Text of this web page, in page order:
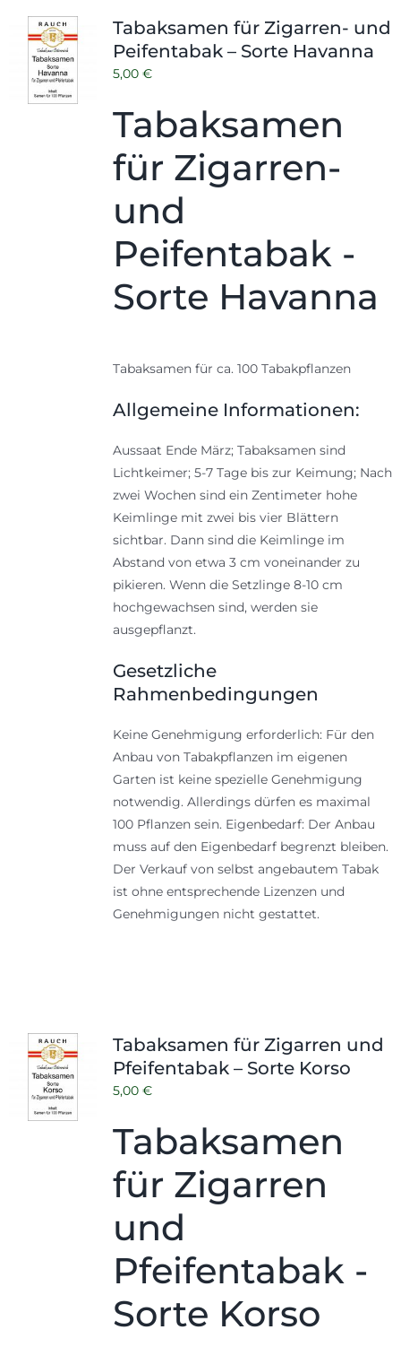
Kontakt
Tabak
Zubehör
Tabaksamen für Zigarren- und
Peifentabak – Sorte Havanna
5,00 €
Tabaksamen
für Zigarren-
und
Peifentabak -
Sorte Havanna
Tabaksamen für ca. 100 Tabakpflanzen
Allgemeine Informationen:
Aussaat Ende März; Tabaksamen sind
Lichtkeimer; 5-7 Tage bis zur Keimung; Nach
zwei Wochen sind ein Zentimeter hohe
Keimlinge mit zwei bis vier Blättern
sichtbar. Dann sind die Keimlinge im
Abstand von etwa 3 cm voneinander zu
pikieren. Wenn die Setzlinge 8-10 cm
hochgewachsen sind, werden sie
ausgepflanzt.
Gesetzliche
Rahmenbedingungen
Keine Genehmigung erforderlich: Für den
Anbau von Tabakpflanzen im eigenen
Garten ist keine spezielle Genehmigung
notwendig. Allerdings dürfen es maximal
100 Pflanzen sein. Eigenbedarf: Der Anbau
muss auf den Eigenbedarf begrenzt bleiben.
Der Verkauf von selbst angebautem Tabak
ist ohne entsprechende Lizenzen und
Genehmigungen nicht gestattet.
Tabaksamen für Zigarren und
Pfeifentabak – Sorte Korso
5,00 €
Tabaksamen
für Zigarren
und
Pfeifentabak -
Sorte Korso